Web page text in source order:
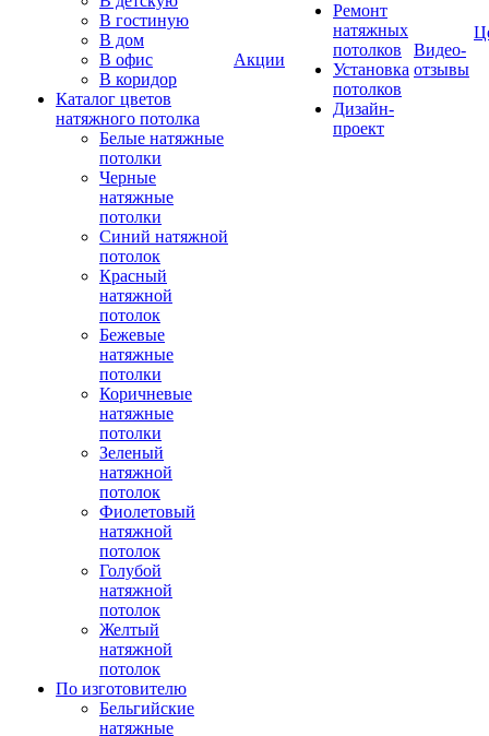
В гостиную
В дом
В офис
В коридор
Каталог цветов
натяжного потолка
Белые натяжные
потолки
Черные
натяжные
потолки
Синий натяжной
потолок
Красный
натяжной
потолок
Бежевые
натяжные
потолки
Коричневые
натяжные
потолки
Зеленый
натяжной
потолок
Фиолетовый
натяжной
потолок
Голубой
натяжной
потолок
Желтый
натяжной
потолок
По изготовителю
Бельгийские
натяжные
Акции
Ремонт
натяжных
потолков
Установка
потолков
Дизайн-
проект
Видео-
отзывы